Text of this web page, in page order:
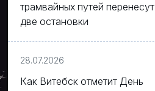
трамвайных путей перенесут
две остановки
28.07.2026
Как Витебск отметит День